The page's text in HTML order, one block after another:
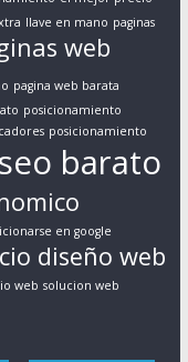
llave en mano paginas
web
pagina web barata
posicionamiento
posicionamiento
barato
en google
diseño web
web solucion web